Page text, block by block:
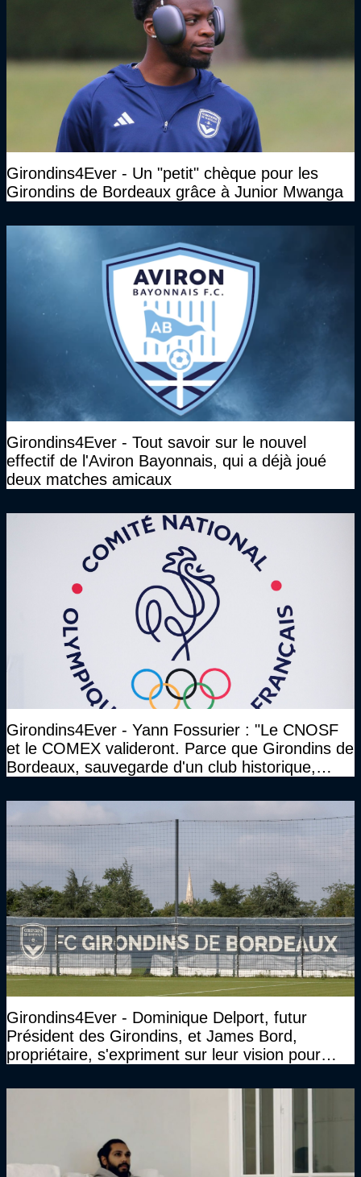
Girondins4Ever - Un "petit" chèque pour les
Girondins de Bordeaux grâce à Junior Mwanga
Girondins4Ever - Tout savoir sur le nouvel
effectif de l'Aviron Bayonnais, qui a déjà joué
deux matches amicaux
Girondins4Ever - Yann Fossurier : "Le CNOSF
et le COMEX valideront. Parce que Girondins de
Bordeaux, sauvegarde d'un club historique,
Girondins4Ever - Dominique Delport, futur
Président des Girondins, et James Bord,
propriétaire, s'expriment sur leur vision pour